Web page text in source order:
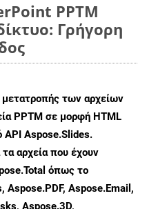
PPTM
Γρήγορη
μετατροπής των αρχείων
PPTM σε μορφή HTML
API Aspose.Slides.
αρχεία που έχουν
όπως το
Aspose.PDF, Aspose.Email,
Aspose.3D,